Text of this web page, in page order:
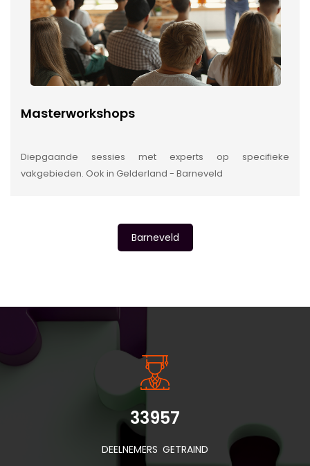
Masterworkshops
Diepgaande sessies met experts op specifieke
vakgebieden. Ook in Gelderland - Barneveld
Barneveld
INSIDE INFORMATIE
33957
DEELNEMERS GETRAIND